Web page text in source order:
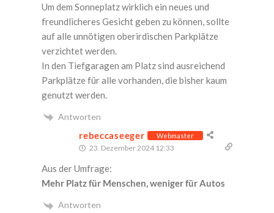
Um dem Son­ne­platz wirk­lich ein neu­es und
freund­li­che­res Gesicht geben zu kön­nen, soll­te
auf alle unnö­ti­gen ober­ir­di­schen Park­plät­ze
ver­zich­tet werden.
In den Tief­ga­ra­gen am Platz sind aus­rei­chend
Park­plät­ze für alle vor­han­den, die bis­her kaum
genutzt werden.
Antworten
rebeccaseeger Webmaster
23. Dezember 2024 12:33
Aus der Umfrage:
Mehr Platz für Men­schen, weni­ger für Autos
Antworten